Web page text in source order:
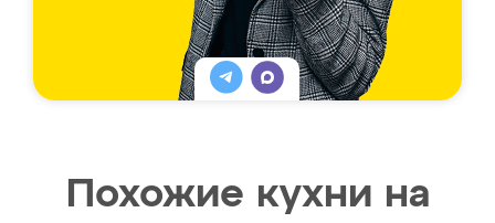
Похожие кухни на